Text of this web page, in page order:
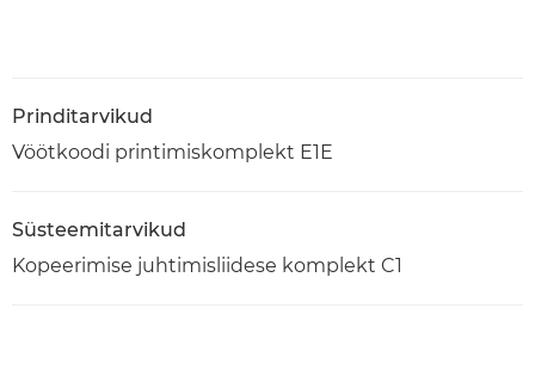
Prinditarvikud
Vöötkoodi printimiskomplekt E1E
Süsteemitarvikud
Kopeerimise juhtimisliidese komplekt C1